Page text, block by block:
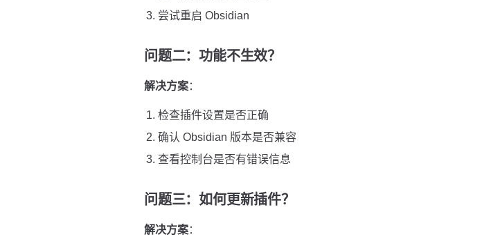
尝试重启 Obsidian
问题二：功能不生效？
解决方案：
检查插件设置是否正确
确认 Obsidian 版本是否兼容
查看控制台是否有错误信息
问题三：如何更新插件？
解决方案：